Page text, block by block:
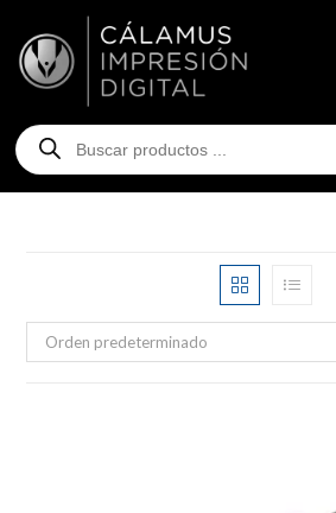
Orden predeterminado